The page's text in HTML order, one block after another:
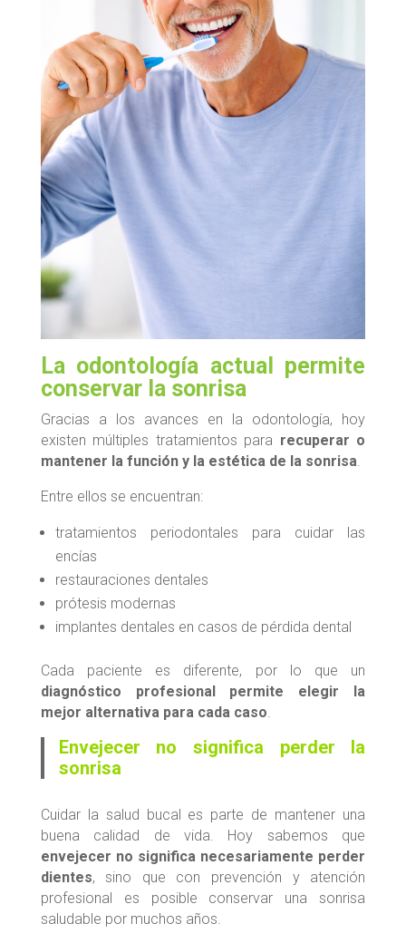
La odontología actual permite
conservar la sonrisa
Gracias a los avances en la odontología, hoy
existen múltiples tratamientos para recuperar o
mantener la función y la estética de la sonrisa
Entre ellos se encuentran:
tratamientos periodontales para cuidar las
encías
restauraciones dentales
prótesis modernas
implantes dentales en casos de pérdida dental
Cada paciente es diferente, por lo que un
diagnóstico profesional permite elegir la
mejor alternativa para cada caso
Envejecer no significa perder la
sonrisa
Cuidar la salud bucal es parte de mantener una
buena calidad de vida. Hoy sabemos que
envejecer no significa necesariamente perder
dientes, sino que con prevención y atención
profesional es posible conservar una sonrisa
saludable por muchos años.